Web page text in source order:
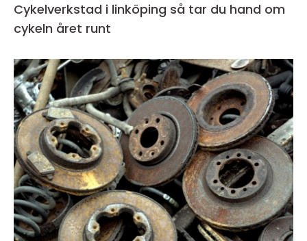
Cykelverkstad i linköping så tar du hand om
cykeln året runt